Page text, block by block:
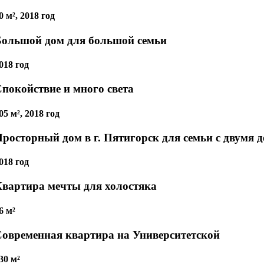
м², 2018 год
дом для большой семьи
год
и много света
м², 2018 год
дом в г. Пятигорск для семьи с двумя
год
мечты для холостяка
м²
квартира на Университетской
м²